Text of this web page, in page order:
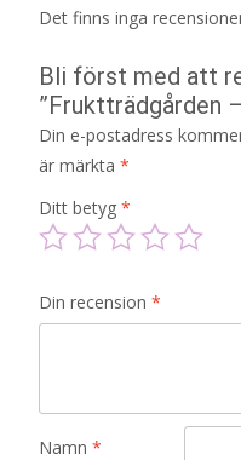
Det finns inga
Bli först med att
”Fruktträdgården
Din e-postadress
är märkta *
Ditt betyg *
Din recension *
Namn *